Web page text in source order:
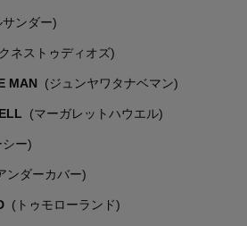
サンダー)
ネストゥディオズ)
MAN (ジュンヤワタナベマン)
(マーガレットハウエル)
ー)
ンダーカバー)
(トゥモローランド)